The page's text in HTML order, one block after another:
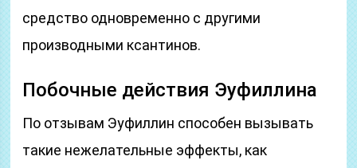
средство одновременно с другими
производными ксантинов.
Побочные действия Эуфиллина
По отзывам Эуфиллин способен вызывать
такие нежелательные эффекты, как